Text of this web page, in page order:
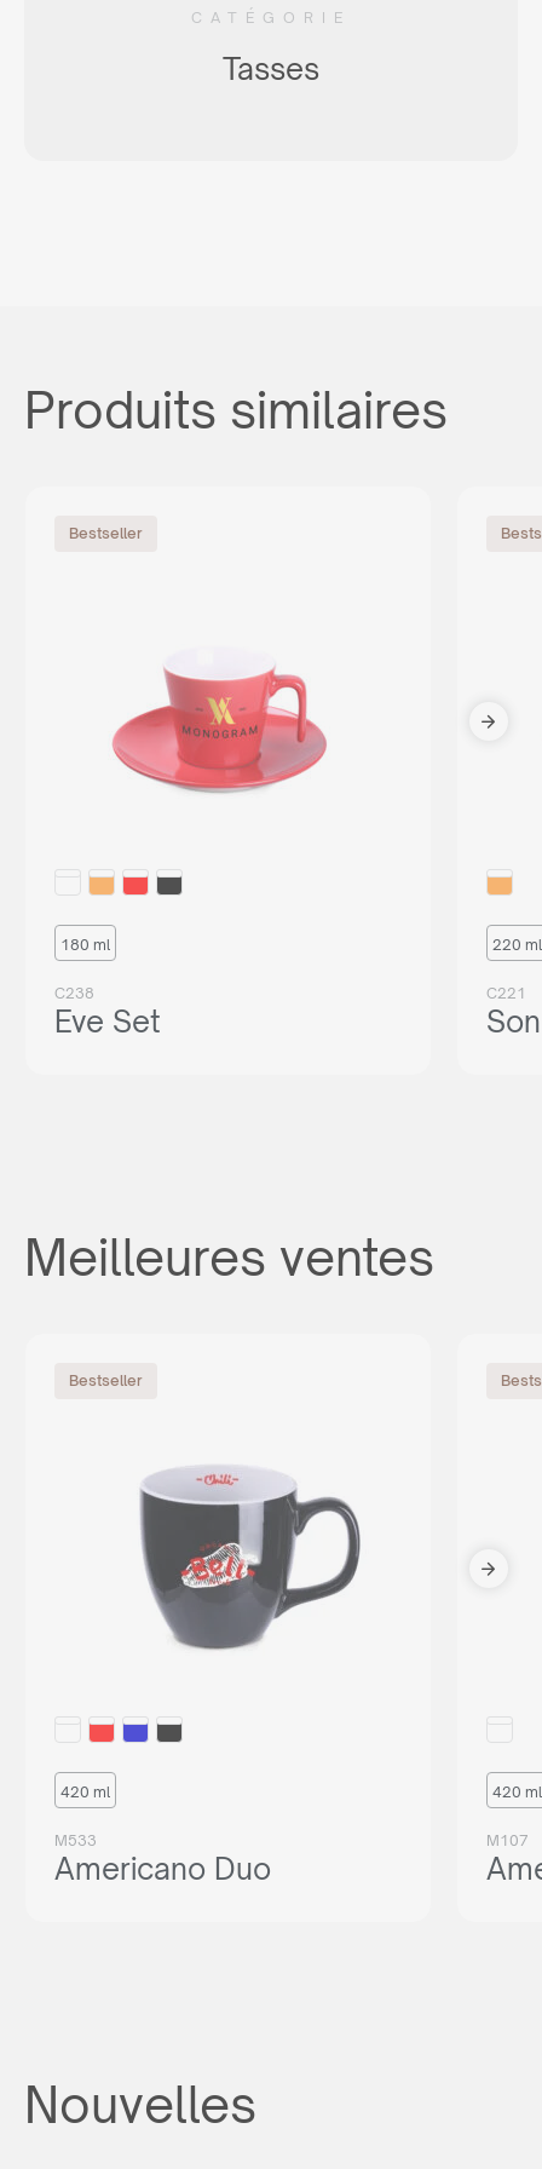
CATÉGORIE
Tasses
Produits similaires
Bestseller
180 ml
C238
Eve Set
220 ml
C221
Meilleures ventes
Bestseller
420 ml
M533
Americano Duo
420 ml
M107
Nouvelles